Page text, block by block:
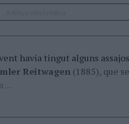
havia tingut alguns
Reitwagen (1885), que
...